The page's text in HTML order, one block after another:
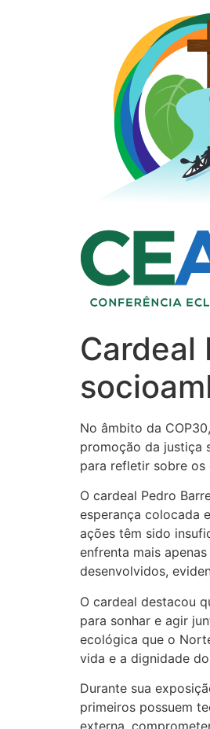
Cardeal
No âmbito da
promoção da justiça
para refletir sobre os
O cardeal Pedro
esperança colocada
ações têm sido
enfrenta mais
desenvolvidos,
O cardeal destacou
para sonhar e agir
ecológica que o
vida e a dignidade
Durante sua
primeiros possuem